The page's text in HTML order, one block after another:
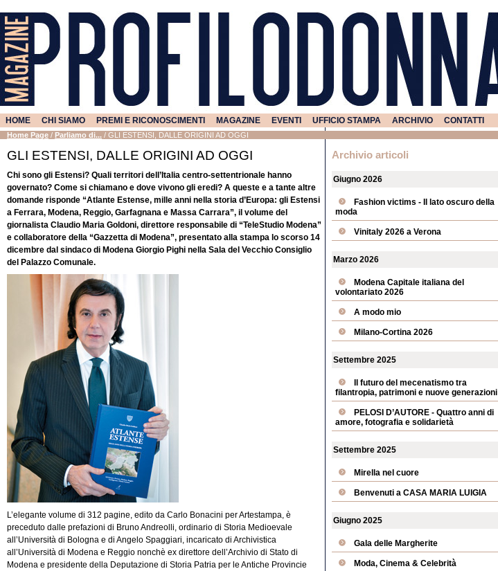
HOME CHI SIAMO PREMI E RICONOSCIMENTI MAGAZINE EVENTI UFFICIO STAMPA ARCHIVIO CONTATTI
Home Page / Parliamo di... / GLI ESTENSI, DALLE ORIGINI AD OGGI
GLI ESTENSI, DALLE ORIGINI AD OGGI
Chi sono gli Estensi? Quali territori dell’Italia centro-settentrionale hanno
governato? Come si chiamano e dove vivono gli eredi? A queste e a tante altre
domande risponde “Atlante Estense, mille anni nella storia d’Europa: gli Estensi
a Ferrara, Modena, Reggio, Garfagnana e Massa Carrara”, il volume del
giornalista Claudio Maria Goldoni, direttore responsabile di “TeleStudio Modena”
e collaboratore della “Gazzetta di Modena”, presentato alla stampa lo scorso 14
dicembre dal sindaco di Modena Giorgio Pighi nella Sala del Vecchio Consiglio
del Palazzo Comunale.
L’elegante volume di 312 pagine, edito da Carlo Bonacini per Artestampa, è
preceduto dalle prefazioni di Bruno Andreolli, ordinario di Storia Medioevale
all’Università di Bologna e di Angelo Spaggiari, incaricato di Archivistica
all’Università di Modena e Reggio nonchè ex direttore dell’Archivio di Stato di
Modena e presidente della Deputazione di Storia Patria per le Antiche Provincie
Archivio articoli
Giugno 2026
Fashion victims - Il lato oscuro della
moda
Vinitaly 2026 a Verona
Marzo 2026
Modena Capitale italiana del
volontariato 2026
A modo mio
Milano-Cortina 2026
Settembre 2025
Il futuro del mecenatismo tra
filantropia, patrimoni e nuove generazioni
PELOSI D’AUTORE - Quattro anni di
amore, fotografia e solidarietà
Settembre 2025
Mirella nel cuore
Benvenuti a CASA MARIA LUIGIA
Giugno 2025
Gala delle Margherite
Moda, Cinema & Celebrità